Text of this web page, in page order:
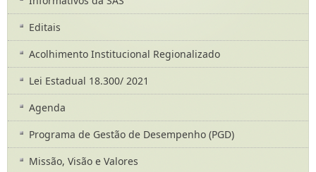
Editais
Acolhimento Institucional Regionalizado
Lei Estadual 18.300/ 2021
Agenda
Programa de Gestão de Desempenho (PGD)
Missão, Visão e Valores